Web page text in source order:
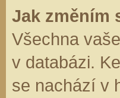
Jak změním
Všechna
v databázi.
se nachází v